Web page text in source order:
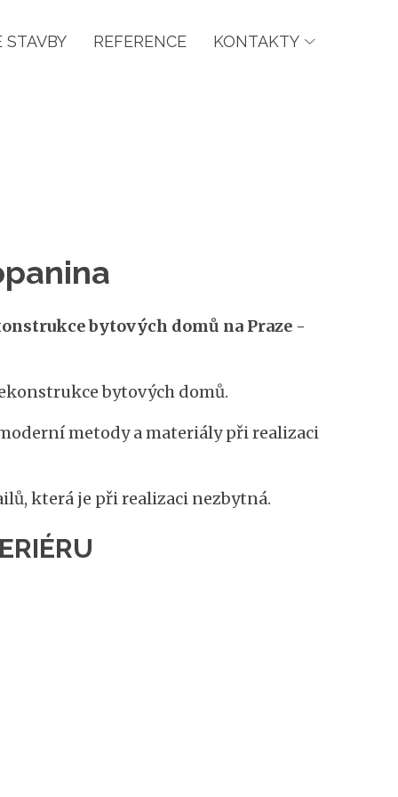
STAVBY REFERENCE KONTAKTY
bytových domů na Praze -
bytových domů.
metody a materiály při realizaci
která je při realizaci nezbytná.